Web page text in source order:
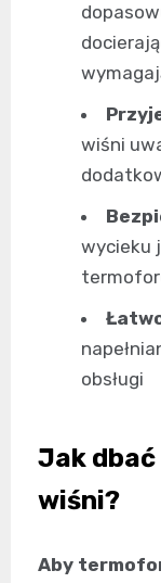
wiśni
wycieku
obsługi
Jak
wiśni?
Aby